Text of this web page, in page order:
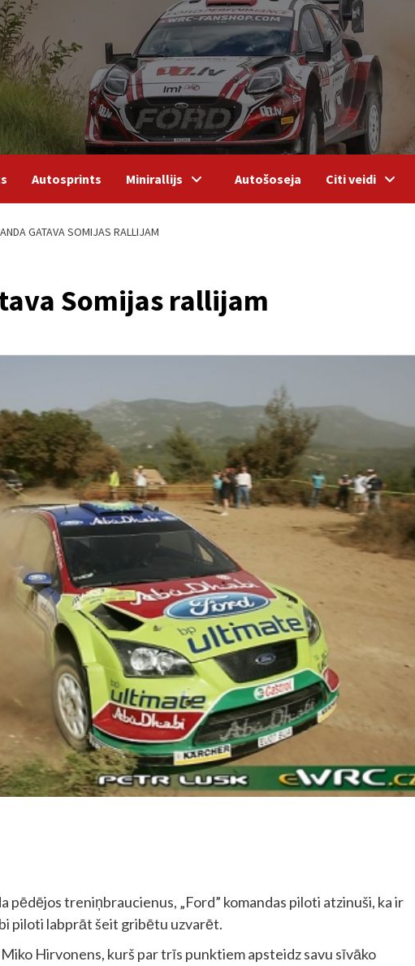
Autosprints Minirallijs Autošoseja Citi veidi
GATAVA SOMIJAS RALLIJAM
Somijas rallijam
pēdējos treniņbraucienus, „Ford” komandas piloti atzinuši, ka ir
piloti labprāt šeit gribētu uzvarēt.
Hirvonens, kurš par trīs punktiem apsteidz savu sīvāko